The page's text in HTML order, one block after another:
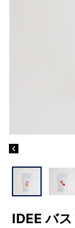
IDEE バ